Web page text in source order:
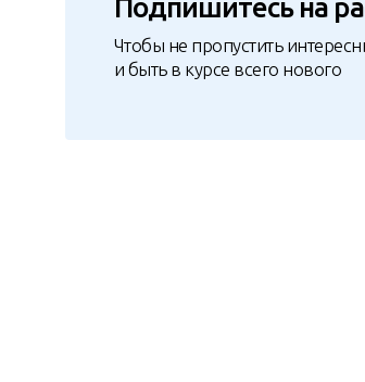
Подпишитесь на
Чтобы не пропустить
и быть в курсе всего нового